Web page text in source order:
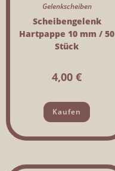
Gelenkscheiben
Scheibengelenk
Hartpappe 10 mm / 50
Stück
4,00 €
Kaufen